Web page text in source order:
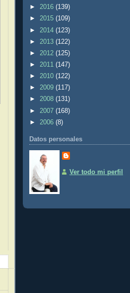
► 2016 (139)
► 2015 (109)
► 2014 (123)
► 2013 (122)
► 2012 (125)
► 2011 (147)
► 2010 (122)
► 2009 (117)
► 2008 (131)
► 2007 (168)
► 2006 (8)
Datos personales
Ver todo mi perfil